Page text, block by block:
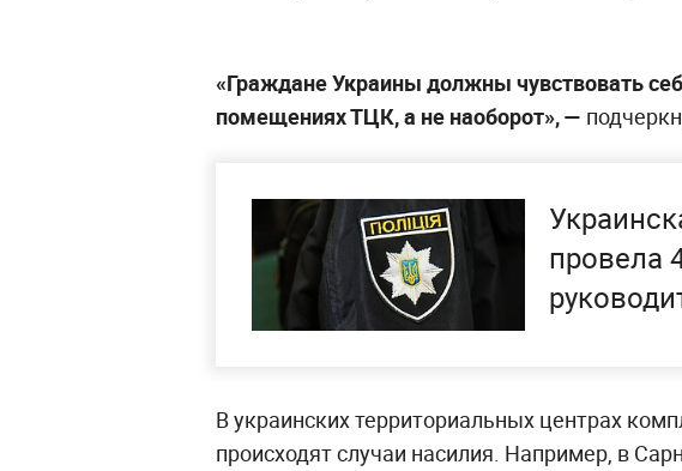
«Граждане Украины должны чувствовать
помещениях ТЦК, а не наоборот», —
провела
В украинских территориальных центрах
происходят случаи насилия. Например, в